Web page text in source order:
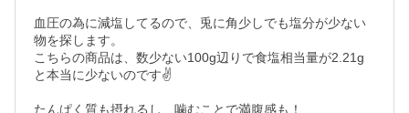
血圧の為に減塩してるので、兎に角少しでも塩分が少ない
物を探します。
こちらの商品は、数少ない100g辺りで食塩相当量が2.21g
と本当に少ないのです✌️
たんぱく質も摂れるし、噛むことで満腹感も！